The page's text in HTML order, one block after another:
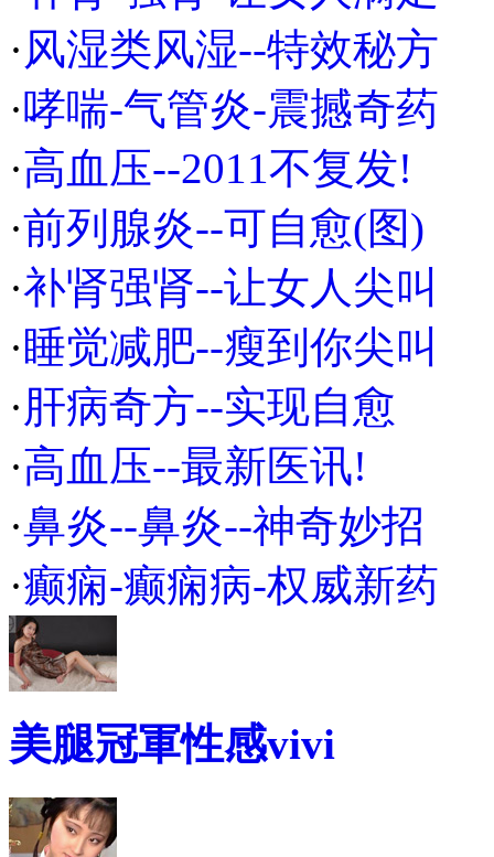
· 风湿类风湿--特效秘方
·哮喘-气管炎-震撼奇药
·高血压--2011不复发!
·前列腺炎--可自愈(图)
·补肾强肾--让女人尖叫
·睡觉减肥--瘦到你尖叫
·肝病奇方--实现自愈
·高血压--最新医讯!
·鼻炎--鼻炎--神奇妙招
·癫痫-癫痫病-权威新药
美腿冠軍性感vivi